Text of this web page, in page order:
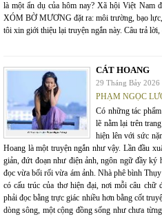
là một ẩn dụ của hôm nay? Xã hội Việt Nam
XÓM BỜ MƯƠNG đặt ra: môi trường, bạo
tôi xin giới thiệu lại truyện ngắn này. Câu trả
CÁT HOANG
29 Tháng Bảy 2026
PHẠM NGỌC
Có những tác
lẽ nằm lại trên
hiện lên với sức
Hoang là một truyện ngắn như vậy. Lần đầu
giản, đứt đoạn như điện ảnh, ngôn ngữ đầy ký
đọc vừa bối rối vừa ám ảnh. Nhà phê bình
có cấu trúc của thơ hiện đại, nơi mỗi câu chữ
phải đọc bằng trực giác nhiều hơn bằng cốt
dòng sông, một cộng đồng sống như chưa